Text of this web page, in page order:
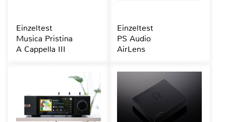
Einzeltest
Musica Pristina
A Cappella III
Einzeltest
PS Audio
AirLens